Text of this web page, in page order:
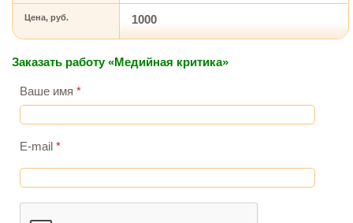
Цена, руб. 1000
Заказать работу «Медийная критика»
Ваше имя *
E-mail *